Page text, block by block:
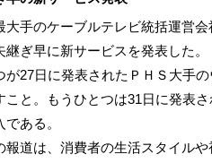
手のケーブルテレビ統括運営
継ぎ早に新サービスを発表した。
27日に発表されたＰＨＳ大手
こと。もうひとつは31日に発表
ある。
道は、消費者の生活スタイル